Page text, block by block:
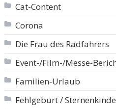
Cat-Content
Corona
Die Frau des Radfahrers
Event-/Film-/Messe-
Familien-Urlaub
Fehlgeburt /